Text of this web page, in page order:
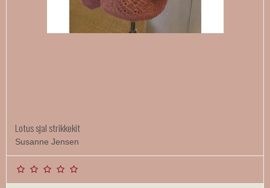
Lotus sjal strikkekit
Susanne Jensen